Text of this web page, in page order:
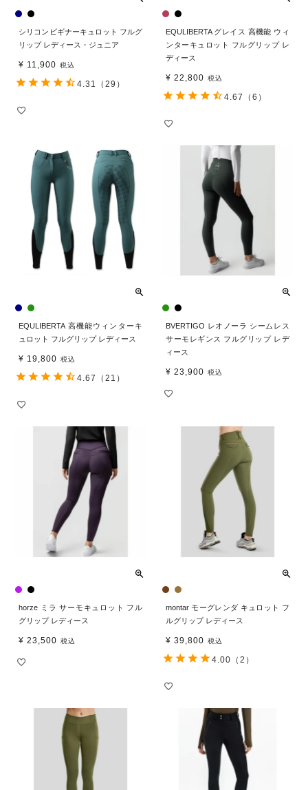
シリコンビギナーキュロット フルグ
リップ レディース・ジュニア
¥ 11,900 税込
4.31 （29）
EQULIBERTA グレイス 高機能 ウィ
ンターキュロット フルグリップ レ
ディース
¥ 22,800 税込
4.67 （6）
EQULIBERTA 高機能ウィンターキ
ュロット フルグリップ レディース
¥ 19,800 税込
4.67 （21）
BVERTIGO レオノーラ シームレス
サーモレギンス フルグリップ レデ
ィース
¥ 23,900 税込
horze ミラ サーモキュロット フル
グリップ レディース
¥ 23,500 税込
montar モーグレンダ キュロット フ
ルグリップ レディース
¥ 39,800 税込
4.00 （2）